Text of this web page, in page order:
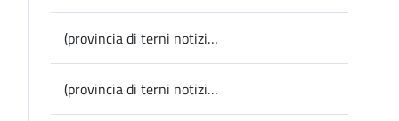
(provincia di terni notizie) L’Ambasciatore dell’Azerbaigian Aslanov ad Amelia: accolto oggi dalla Presidente della Provincia e Sindaco Laura Pernazza
(provincia di terni notizie) Parrano fra i Comuni che puntano sul turismo degli italo discendenti